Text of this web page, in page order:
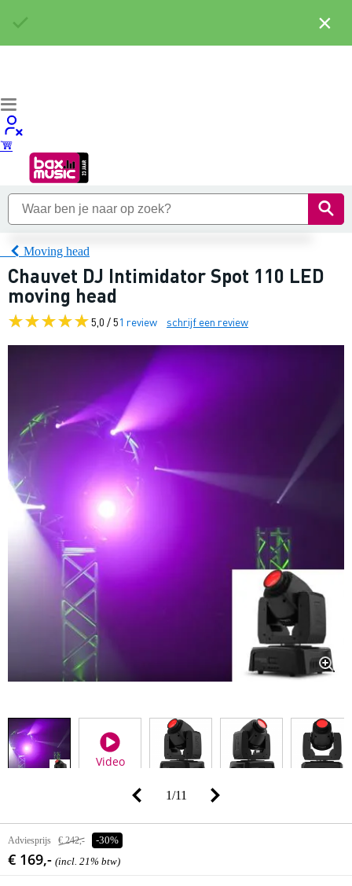
Moving head
Chauvet DJ Intimidator Spot 110 LED
moving head
5,0 / 51 review schrijf een review
Video
1/11
Adviesprijs € 242,- -30%
€ 169,- (incl. 21% btw)
×